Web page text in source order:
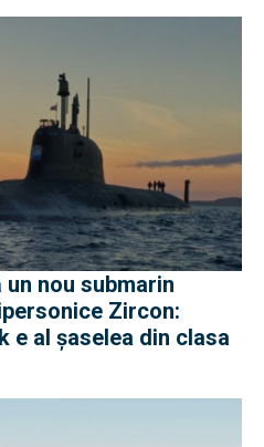
un nou submarin
Zircon:
e al șaselea din clasa